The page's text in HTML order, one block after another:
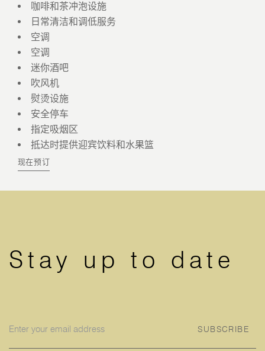
咖啡和茶冲泡设施
日常清洁和调低服务
空调
空调
迷你酒吧
吹风机
熨烫设施
安全停车
指定吸烟区
抵达时提供迎宾饮料和水果篮
现在预订
Stay up to date
SUBSCRIBE